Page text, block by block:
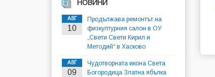
НОВИНИ
АВГ
10
Продължава ремонтът на
физкултурния салон в ОУ
„Свети Свети Кирил и
Методий“ в Хасково
АВГ
09
Чудотворната икона Света
Богородица Златна ябълка